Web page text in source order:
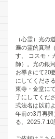
（心霊）光の
遍の霊的真理
す。 コスモ・
師）。光の銀
お導きにて20
にしてくださ
東寺・金堂に
子にしてくだ
式法名は以前
年前の3月再
る。